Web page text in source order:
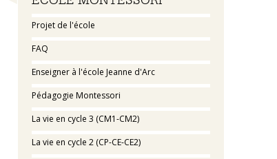
Projet de l'école
FAQ
Enseigner à l'école Jeanne d'Arc
Pédagogie Montessori
La vie en cycle 3 (CM1-CM2)
La vie en cycle 2 (CP-CE-CE2)